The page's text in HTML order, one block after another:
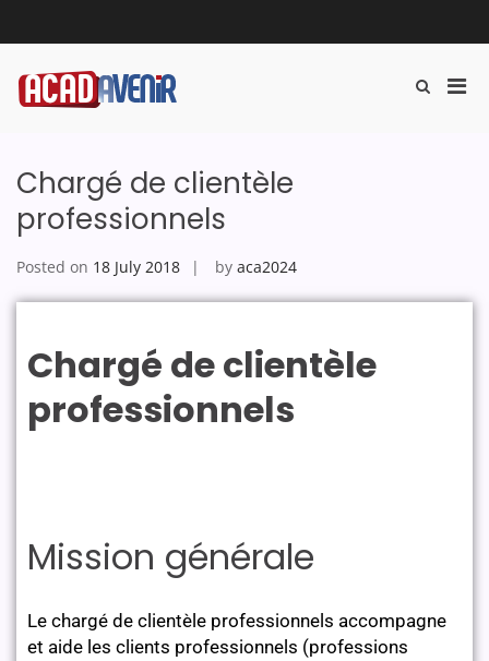
Chargé de clientèle
professionnels
Posted on 18 July 2018 by aca2024
Chargé de clientèle
professionnels
Mission générale
Le chargé de clientèle professionnels accompagne
et aide les clients professionnels (professions